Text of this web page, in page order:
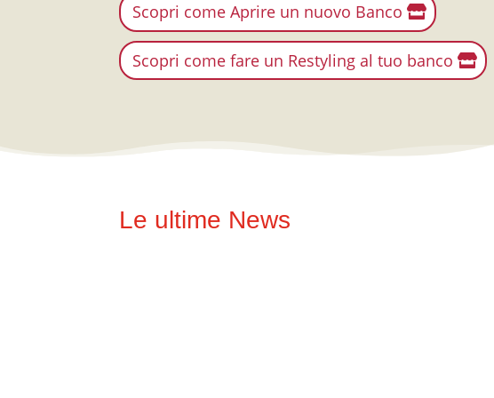
Scopri come Aprire un nuovo Banco
Scopri come fare un Restyling al tuo banco
Le ultime News